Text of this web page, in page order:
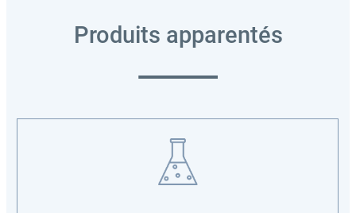
Produits apparentés